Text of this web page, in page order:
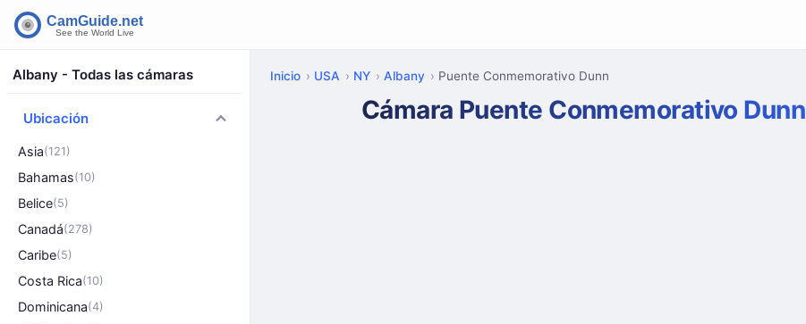
Albany - Todas las cámaras
Ubicación
Asia(121)
Bahamas(10)
Belice(5)
Canadá(278)
Caribe(5)
Costa Rica(10)
Dominicana(4)
Inicio USA NY Albany Puente Conmemorativo Dunn
Cámara Puente Conmemorativo Dunn